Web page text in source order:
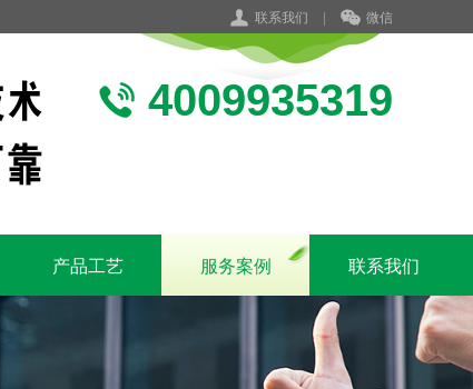
联系我们 | 微信
4009935319
产品工艺 服务案例 联系我们